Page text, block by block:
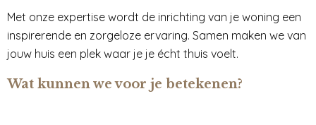
Met onze expertise wordt de inrichting van je woning een
inspirerende en zorgeloze ervaring. Samen maken we van
jouw huis een plek waar je je écht thuis voelt.
Wat kunnen we voor je betekenen?